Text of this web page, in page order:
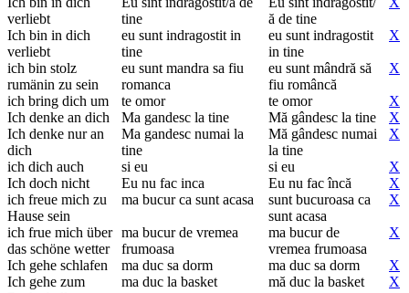
verliebt
tine
ă de tine
Ich bin in dich
verliebt
eu sunt indragostit in
tine
eu sunt indragostit
in tine
X
ich bin stolz
rumänin zu sein
eu sunt mandra sa fiu
romanca
eu sunt mândră să
fiu româncă
X
ich bring dich um te omor te omor
X
Ich denke an dich
Ma gandesc la tine Mă gândesc la tine
X
Ich denke nur an
dich
Ma gandesc numai la
tine
Mă gândesc numai
la tine
X
ich dich auch si eu si eu
X
Ich doch nicht
Eu nu fac inca Eu nu fac încă
X
ich freue mich zu
Hause sein
ma bucur ca sunt acasa
sunt bucuroasa ca
sunt acasa
X
ich frue mich über
das schöne wetter
ma bucur de vremea
frumoasa
ma bucur de
vremea frumoasa
X
Ich gehe schlafen ma duc sa dorm ma duc sa dorm
X
Ich gehe zum
ma duc la basket mă duc la basket X